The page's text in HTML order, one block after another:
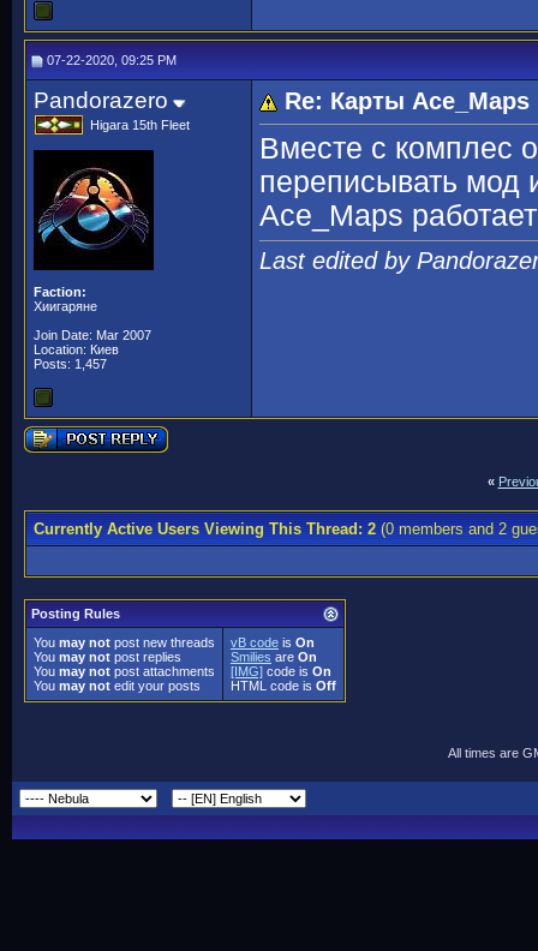
07-22-2020, 09:25 PM
Pandorazero
Higara 15th Fleet
Faction:
Хиигаряне
Join Date: Mar 2007
Location: Киев
Posts: 1,457
Re: Карты Ace_Maps
Вместе с комплес
переписывать мод
Ace_Maps
Last edited by
«
Currently Active Users Viewing This Thread: 2(0 members and 2
Posting Rules
You may not post new threads
You may not post replies
You may not post attachments
You may not edit your posts
vB code is On
Smilies are On
[IMG] code is On
HTML code is Off
All times are